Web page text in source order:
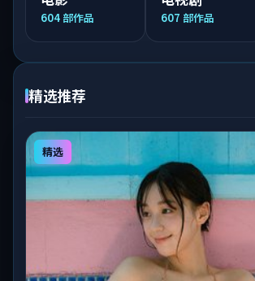
604 部作品 607 部作品
精选推荐
精选